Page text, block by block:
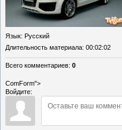
Язык: Русский
Длительность материала: 00:02:02
Всего комментариев: 0
ComForm">
Войдите: